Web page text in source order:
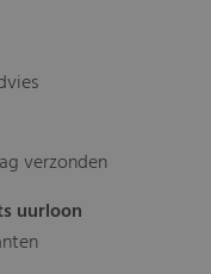
verzonden
uurloon